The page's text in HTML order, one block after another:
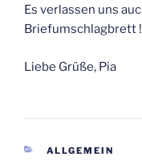
Es verlassen uns
Briefumschlagbrett !
Liebe Grüße, Pia
KATEGORIEN
ALLGEMEIN